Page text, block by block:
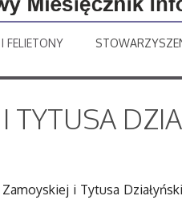
FELIETONY
TYTUSA
i Tytusa